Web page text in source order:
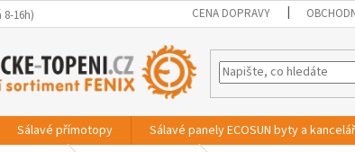
8-16h) CENA DOPRAVY
Sálavé přímotopy Sálavé panely ECOSUN byty a